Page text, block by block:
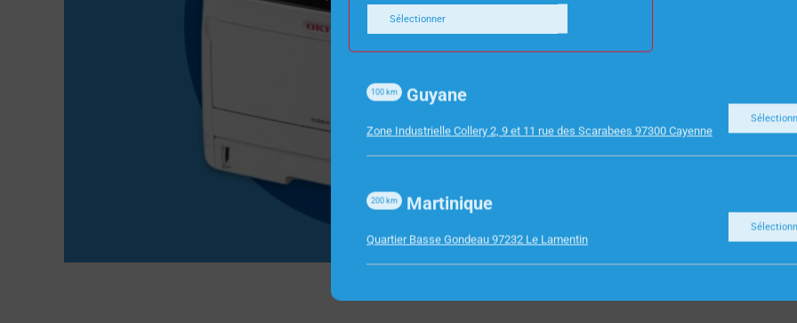
Sélectionner
Guyane
100 km
Zone Industrielle Collery 2, 9 et 11 rue des Scarabees 97300 Cayenne
Martinique
200 km
Quartier Basse Gondeau 97232 Le Lamentin